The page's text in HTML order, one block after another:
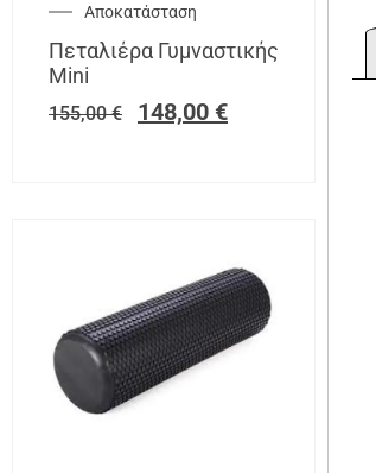
Αποκατάσταση
Πεταλιέρα Γυμναστικής
Mini
155,00€ 148,00 €